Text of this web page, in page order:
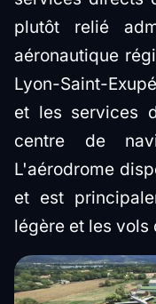
plutôt relié
aéronautique
Lyon-Saint-
et les services
centre de
L'aérodrome
et est
légère et les vols